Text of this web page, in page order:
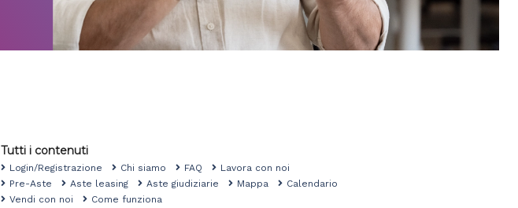
Tutti i contenuti
Login/Registrazione Chi siamo FAQ
Lavora con noi
Pre-Aste
Aste leasing Aste giudiziarie Mappa
Calendario
Vendi con noi
Come funziona